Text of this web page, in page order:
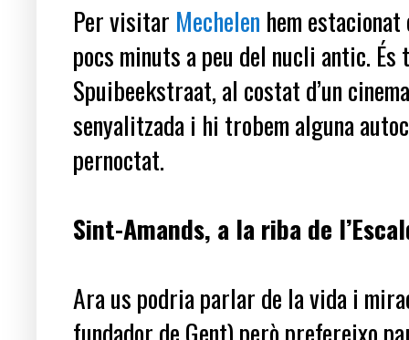
Per visitar Mechelen hem
pocs minuts a peu del nucli antic.
Spuibeekstraat, al costat d’un
senyalitzada i hi trobem alguna
pernoctat.
Sint-Amands, a la
Ara us podria parlar de la vida i
fundador de Gent) però prefereixo